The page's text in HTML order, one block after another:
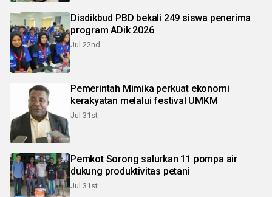
Disdikbud PBD bekali 249 siswa penerima
program ADik 2026
Jul 22nd
Pemerintah Mimika perkuat ekonomi
kerakyatan melalui festival UMKM
Jul 31st
Pemkot Sorong salurkan 11 pompa air
dukung produktivitas petani
Jul 31st